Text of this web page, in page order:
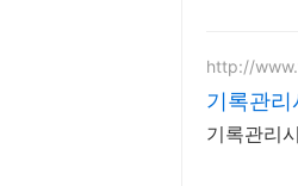
http://
기록관리
기록관리